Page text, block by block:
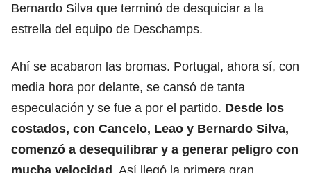
Bernardo Silva que terminó de desquiciar a la
estrella del equipo de Deschamps.
Ahí se acabaron las bromas. Portugal, ahora sí, con
media hora por delante, se cansó de tanta
especulación y se fue a por el partido. Desde los
costados, con Cancelo, Leao y Bernardo Silva,
comenzó a desequilibrar y a generar peligro con
mucha velocidad. Así llegó la primera gran